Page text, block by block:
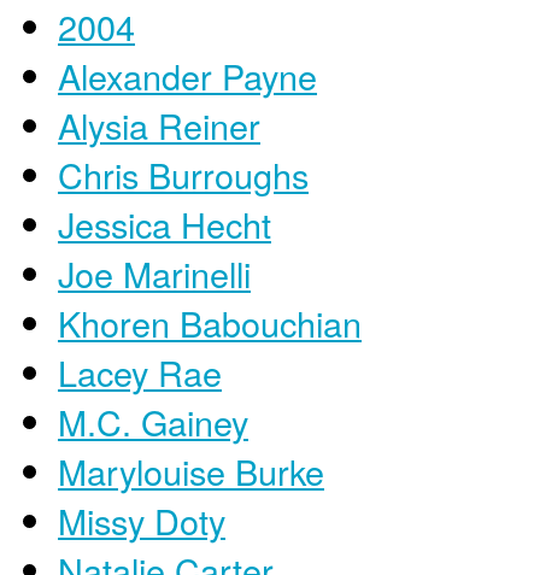
2004
Alexander Payne
Alysia Reiner
Chris Burroughs
Jessica Hecht
Joe Marinelli
Khoren Babouchian
Lacey Rae
M.C. Gainey
Marylouise Burke
Missy Doty